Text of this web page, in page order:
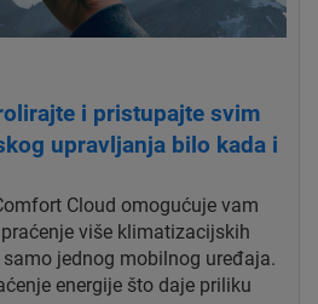
i pristupajte svim
upravljanja bilo kada i
Cloud omogućuje vam
više klimatizacijskih
jednog mobilnog uređaja.
energije što daje priliku